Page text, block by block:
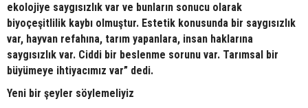
ekolojiye saygısızlık var ve bunların sonucu olarak
biyoçeşitlilik kaybı olmuştur. Estetik konusunda bir saygısızlık
var, hayvan refahına, tarım yapanlara, insan haklarına
saygısızlık var. Ciddi bir beslenme sorunu var. Tarımsal bir
büyümeye ihtiyacımız var” dedi.
Yeni bir şeyler söylemeliyiz